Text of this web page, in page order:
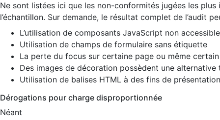
Ne sont listées ici que les non-conformités jugées les
l’échantillon. Sur demande, le résultat complet de l’audit
L’utilisation de composants JavaScript non
Utilisation de champs de formulaire sans étiquette
La perte du focus sur certaine page ou même
Des images de décoration possèdent une alternative
Utilisation de balises HTML à des fins de
Dérogations pour charge disproportionnée
Néant